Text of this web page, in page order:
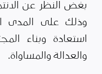
بغض النظر عن
وذلك على المدى
استعادة وبناء
والعدالة والمساواة.